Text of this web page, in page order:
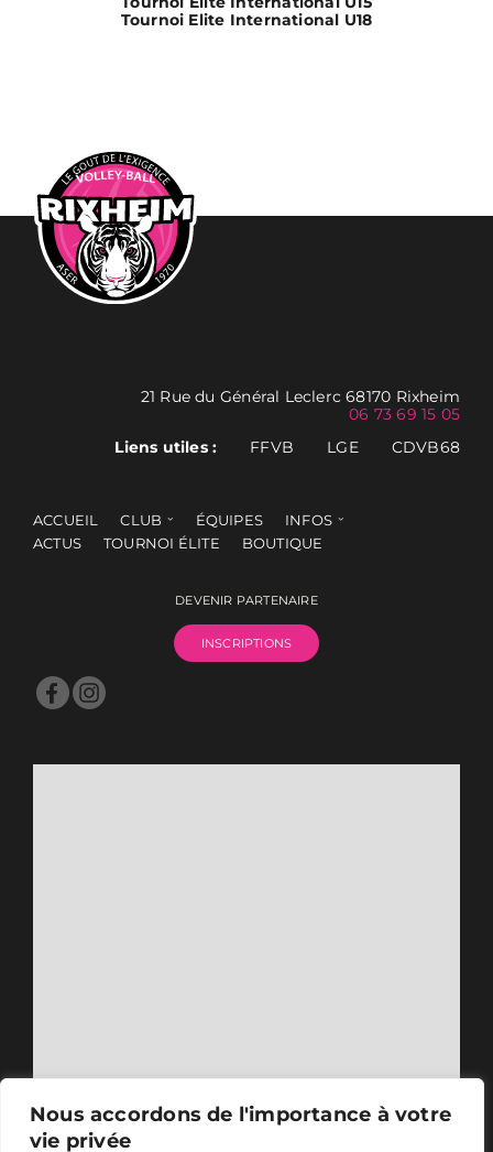
Nous accordons de l'importance à votre
vie privée
Tournoi Elite International U18
21 Rue du Général Leclerc 68170 Rixheim
06 73 69 15 05
Liens utiles :
FFVB LGE CDVB68
ACCUEIL CLUB ÉQUIPES
INFOS
ACTUS
TOURNOI ÉLITE BOUTIQUE
DEVENIR PARTENAIRE
INSCRIPTIONS